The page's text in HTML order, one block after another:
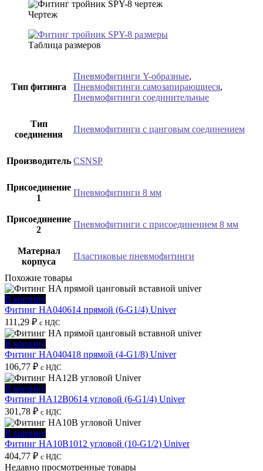
Чертеж
Таблица размеров
Тип фитинга
Пневмофитинги Y-образные,
Пневмофитинги самозапирающиеся,
Пневмофитинги соединительные
Тип
соединения
Пневмофитинги с цанговым соединением
Производитель CSNSP
Присоединение
1
Пневмофитинги 8 мм
Присоединение
2
Пневмофитинги с присоединением 8 мм
Материал
корпуса
Пластиковые пневмофитинги
Похожие товары
В корзину
Фитинг HA040614 прямой (6-G1/4) Univer
111,29 ₽ с НДС
В корзину
Фитинг HA040418 прямой (4-G1/8) Univer
106,77 ₽ с НДС
В корзину
Фитинг HA12B0614 угловой (6-G1/4) Univer
301,78 ₽ с НДС
В корзину
Фитинг HA10B1012 угловой (10-G1/2) Univer
404,77 ₽ с НДС
Недавно просмотренные товары